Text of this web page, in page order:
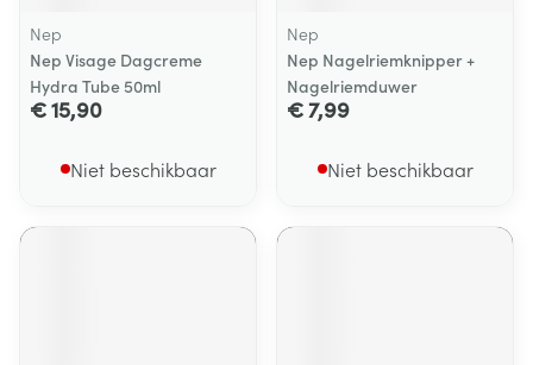
Nep
Nep Visage Dagcreme
Hydra Tube 50ml
€ 15,90
Niet beschikbaar
Nep
Nep Nagelriemknipper +
Nagelriemduwer
€ 7,99
Niet beschikbaar